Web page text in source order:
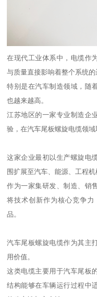
在现代工业体系中，电缆作
与质量直接影响着整个系统的
特别是在汽车制造领域，随
也越来越高。
江苏地区的一家专业制造企
验，在汽车尾板螺旋电缆领域
这家企业最初以生产螺旋电
围扩展至汽车、能源、工程机
作为一家集研发、制造、销
将技术创新作为核心竞争
品。
汽车尾板螺旋电缆作为其主
用价值。
这类电缆主要用于汽车尾板
结构能够在车辆运行过程中